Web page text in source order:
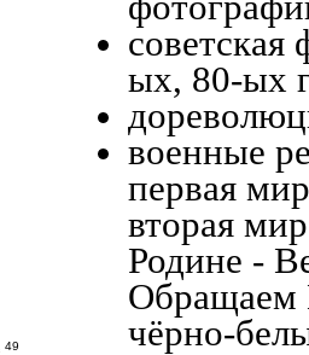
49
ых, 80-ых
военные
первая
вторая
Родине -
Обращаем
чёрно-